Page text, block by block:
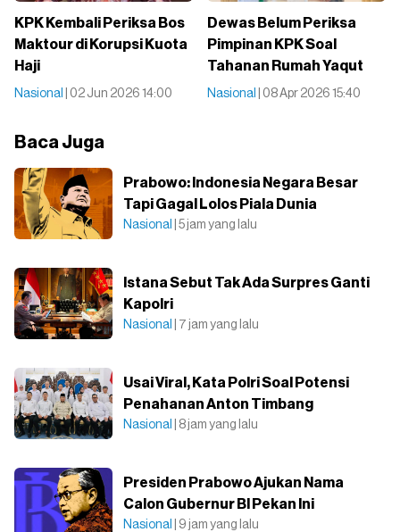
KPK Kembali Periksa Bos
Maktour di Korupsi Kuota
Haji
Nasional | 02 Jun 2026 14:00
Dewas Belum Periksa
Pimpinan KPK Soal
Tahanan Rumah Yaqut
Nasional | 08 Apr 2026 15:40
Baca Juga
Prabowo: Indonesia Negara Besar
Tapi Gagal Lolos Piala Dunia
Nasional | 5 jam yang lalu
Istana Sebut Tak Ada Surpres Ganti
Kapolri
Nasional | 7 jam yang lalu
Usai Viral, Kata Polri Soal Potensi
Penahanan Anton Timbang
Nasional | 8 jam yang lalu
Presiden Prabowo Ajukan Nama
Calon Gubernur BI Pekan Ini
Nasional | 9 jam yang lalu